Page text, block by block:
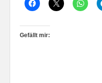
Gefällt mir: